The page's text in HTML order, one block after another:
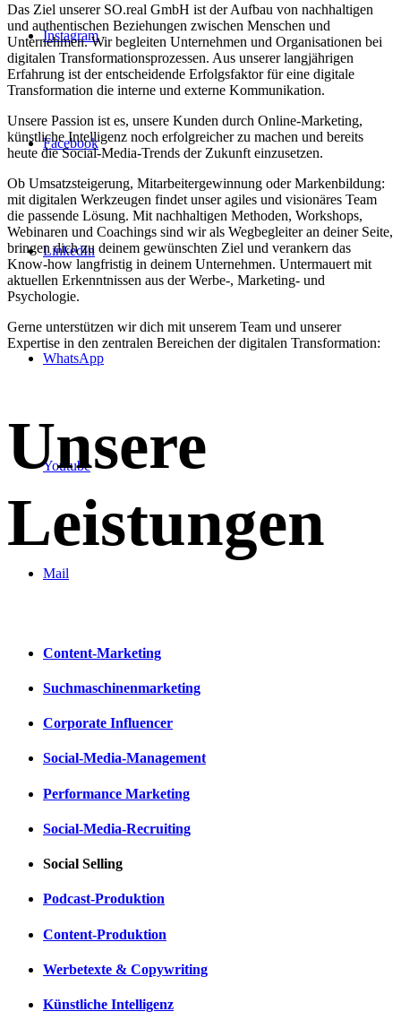
Instagram
Facebook
LinkedIn
WhatsApp
Youtube
Mail
Das Ziel unserer SO.real GmbH ist der Aufbau von nachhaltigen
und authentischen Beziehungen zwischen Menschen und
Unternehmen. Wir begleiten Unternehmen und Organisationen bei
digitalen Transformationsprozessen. Aus unserer langjährigen
Erfahrung ist der entscheidende Erfolgsfaktor für eine digitale
Transformation die interne und externe Kommunikation.
Unsere Passion ist es, unsere Kunden durch Online-Marketing,
künstliche Intelligenz noch erfolgreicher zu machen und bereits
heute die Social-Media-Trends der Zukunft einzusetzen.
Ob Umsatzsteigerung, Mitarbeitergewinnung oder Markenbildung:
mit digitalen Werkzeugen findet unser agiles und visionäres Team
die passende Lösung. Mit nachhaltigen Methoden, Workshops,
Webinaren und Coachings sind wir als Wegbegleiter an deiner Seite,
bringen dich zu deinem gewünschten Ziel und verankern das
Know-how langfristig in deinem Unternehmen. Untermauert mit
aktuellen Erkenntnissen aus der Werbe-, Marketing- und
Psychologie.
Gerne unterstützen wir dich mit unserem Team und unserer
Expertise in den zentralen Bereichen der digitalen Transformation:
Unsere
Leistungen
Content-Marketing
Suchmaschinenmarketing
Corporate Influencer
Social-Media-Management
Performance Marketing
Social-Media-Recruiting
Social Selling
Podcast-Produktion
Content-Produktion
Werbetexte & Copywriting
Künstliche Intelligenz